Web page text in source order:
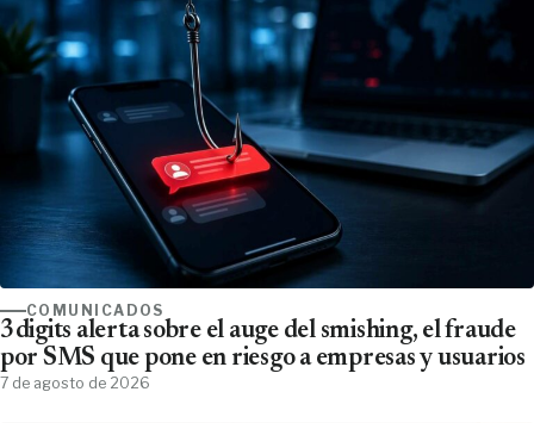
COMUNICADOS
3digits alerta sobre el auge del smishing, el fraude
por SMS que pone en riesgo a empresas y usuarios
7 de agosto de 2026